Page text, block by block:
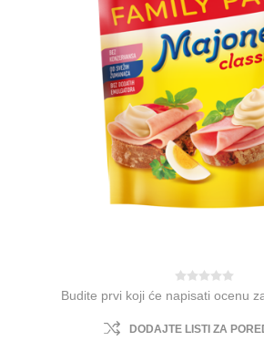
Budite prvi koji će napisati ocenu
DODAJTE LISTI ZA